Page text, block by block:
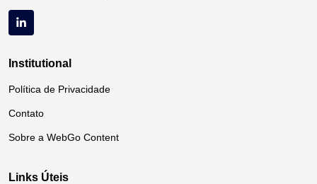
Institutional
Política de Privacidade
Contato
Sobre a WebGo Content
Links Úteis